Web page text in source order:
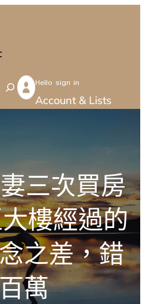
S
e
h
Hello sign in
Account & Lists
三次買房
樓經過的
之差，錯
萬